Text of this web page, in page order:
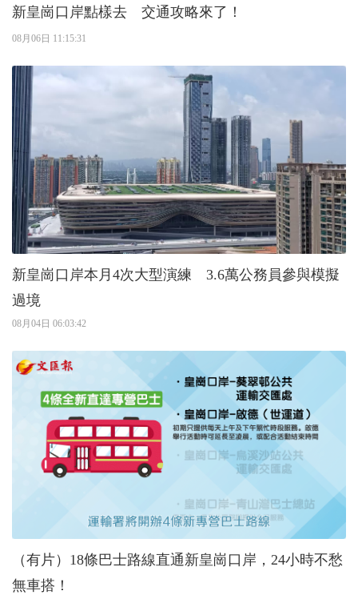
新皇崗口岸點樣去 交通攻略來了！
08月06日 11:15:31
新皇崗口岸本月4次大型演練 3.6萬公務員參與模擬
過境
08月04日 06:03:42
（有片）18條巴士路線直通新皇崗口岸，24小時不愁
無車搭！